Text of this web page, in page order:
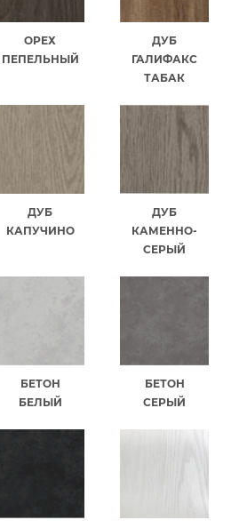
ОРЕХ
ПЕПЕЛЬНЫЙ
ДУБ
ГАЛИФАКС
ТАБАК
ДУБ
КАПУЧИНО
ДУБ
КАМЕННО-
СЕРЫЙ
БЕТОН
БЕЛЫЙ
БЕТОН
СЕРЫЙ